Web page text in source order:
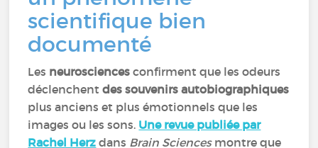
scientifique bien
documenté
Les neurosciencesconfirment que les odeurs
déclenchentdes souvenirs autobiographiques
plus anciens et plus émotionnels que les
images ou les sons. Une revue publiée par
Rachel Herz dans Brain Sciencesmontre que